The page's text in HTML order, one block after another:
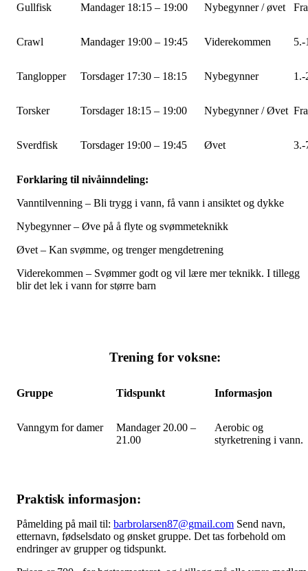
Gullfisk Mandager 18:15 – 19:00 Nybegynner / øvet
Crawl Mandager 19:00 – 19:45 Viderekommen 5.-
Tanglopper Torsdager 17:30 – 18:15 Nybegynner 1.-
Torsker Torsdager 18:15 – 19:00 Nybegynner / Øvet
Sverdfisk Torsdager 19:00 – 19:45 Øvet 3.-
Forklaring til nivåinndeling:
Vanntilvenning – Bli trygg i vann, få vann i ansiktet og dykke
Nybegynner – Øve på å flyte og svømmeteknikk
Øvet – Kan svømme, og trenger mengdetrening
Viderekommen – Svømmer godt og vil lære mer teknikk. I tillegg
blir det lek i vann for større barn
Trening for voksne:
Gruppe Tidspunkt Informasjon
Vanngym for damer
Mandager 20.00 –
21.00
Aerobic og
styrketrening i vann.
Praktisk informasjon:
Påmelding på mail til: barbrolarsen87@gmail.com Send navn,
etternavn, fødselsdato og ønsket gruppe. Det tas forbehold om
endringer av grupper og tidspunkt.